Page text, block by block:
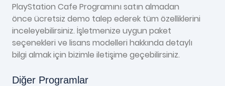
PlayStation Cafe Programını satın almadan
önce ücretsiz demo talep ederek tüm özelliklerini
inceleyebilirsiniz. İşletmenize uygun paket
seçenekleri ve lisans modelleri hakkında detaylı
bilgi almak için bizimle iletişime geçebilirsiniz.
Diğer Programlar